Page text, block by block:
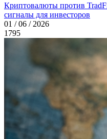
Криптовалюты против
сигналы для инвесторов
01 / 06 / 2026
1795